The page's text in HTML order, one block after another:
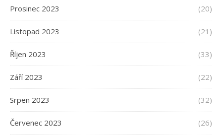
Prosinec 2023 (20)
Listopad 2023 (21)
Říjen 2023 (33)
Září 2023 (22)
Srpen 2023 (32)
Červenec 2023 (26)